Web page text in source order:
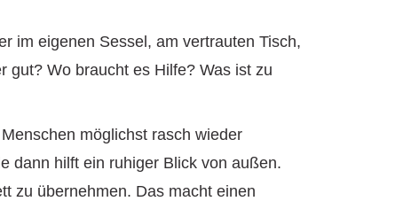
im eigenen Sessel, am vertrauten Tisch,
gut? Wo braucht es Hilfe? Was ist zu
möglichst rasch wieder
dann hilft ein ruhiger Blick von außen.
zu übernehmen. Das macht einen